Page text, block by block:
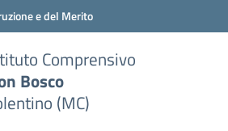
e del Merito
Comprensivo
Bosco
(MC)